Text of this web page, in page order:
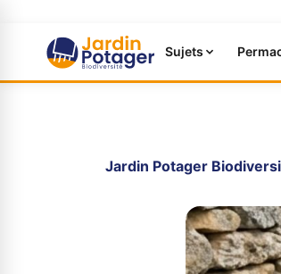
Sujets
Jardin Potager